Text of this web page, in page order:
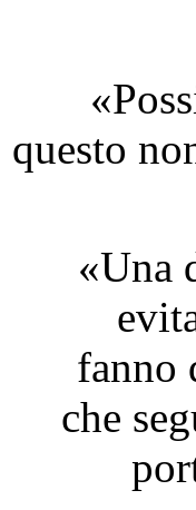
questo
«Una
fanno
che